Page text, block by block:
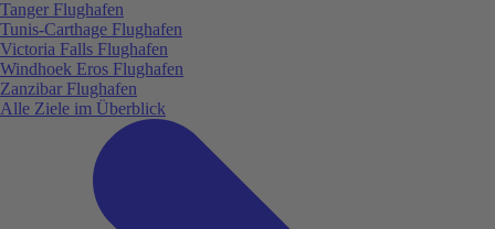
Tanger Flughafen
Tunis-Carthage Flughafen
Victoria Falls Flughafen
Windhoek Eros Flughafen
Zanzibar Flughafen
Alle Ziele im Überblick